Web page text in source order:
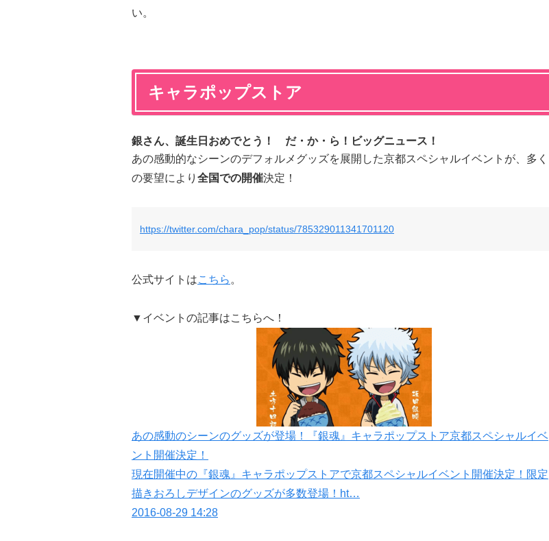
い。
キャラポップストア
銀さん、誕生日おめでとう！ だ・か・ら！ビッグニュース！
あの感動的なシーンのデフォルメグッズを展開した京都スペシャルイベントが、多く
の要望により 全国での開催決定！
https://twitter.com/chara_pop/status/785329011341701120
公式サイトはこちら 。
▼イベントの記事はこちらへ！
あの感動のシーンのグッズが登場！『銀魂』キャラポップストア京都スペシャルイベ
ント開催決定！
現在開催中の『銀魂』キャラポップストアで京都スペシャルイベント開催決定！限定
描きおろしデザインのグッズが多数登場！ht…
2016-08-29 14:28